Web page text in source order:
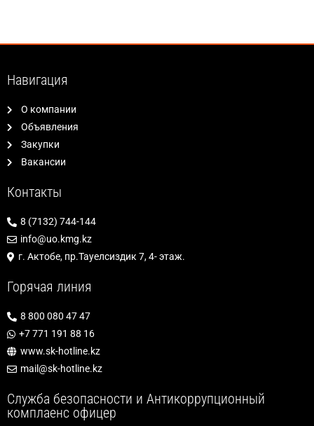
Навигация
О компании
Объявления
Закупки
Вакансии
Контакты
8 (7132) 744-144
info@uo.kmg.kz
г. Актобе, пр.Тауелсиздик 7, 4- этаж.
Горячая линия
8 800 080 47 47
+7 771 191 88 16
www.sk-hotline.kz
mail@sk-hotline.kz
Служба безопасности и Антикоррупционный
комплаенс офицер